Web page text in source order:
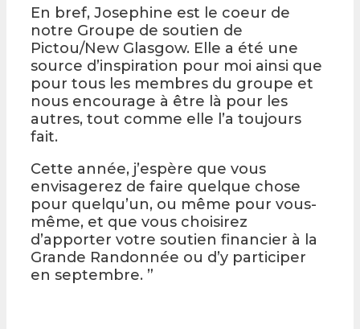
En bref, Josephine est le coeur de
notre Groupe de soutien de
Pictou/New Glasgow. Elle a été une
source d’inspiration pour moi ainsi que
pour tous les membres du groupe et
nous encourage à être là pour les
autres, tout comme elle l’a toujours
fait.
Cette année, j’espère que vous
envisagerez de faire quelque chose
pour quelqu’un, ou même pour vous-
même, et que vous choisirez
d’apporter votre soutien financier à la
Grande Randonnée ou d’y participer
en septembre. ”